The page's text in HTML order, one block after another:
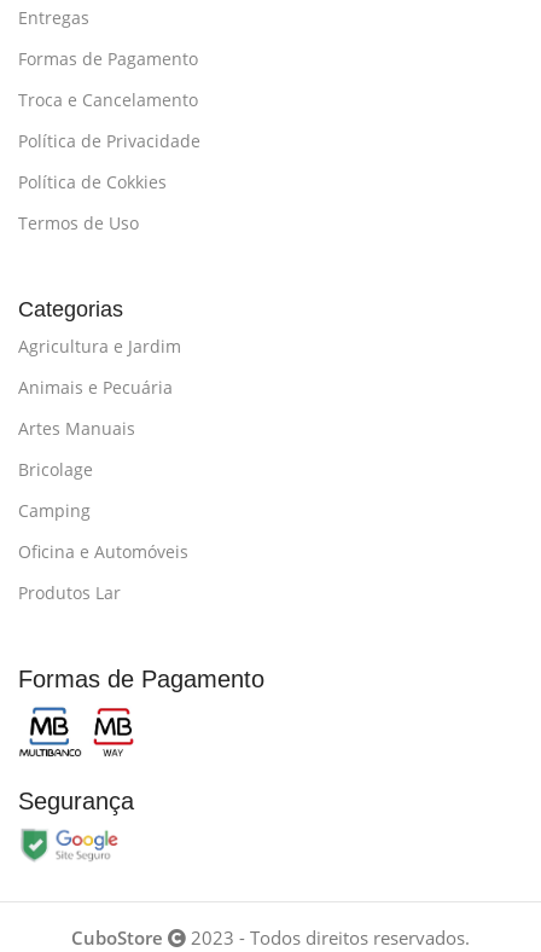
Entregas
Formas de Pagamento
Troca e Cancelamento
Política de Privacidade
Política de Cokkies
Termos de Uso
Categorias
Agricultura e Jardim
Animais e Pecuária
Artes Manuais
Bricolage
Camping
Oficina e Automóveis
Produtos Lar
Formas de Pagamento
Segurança
CuboStore 2023 - Todos direitos reservados.